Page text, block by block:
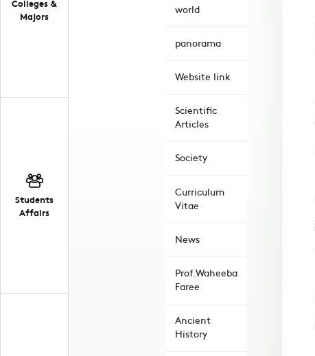
Colleges &
Majors
Students
Affairs
world
panorama
Website link
Scientific
Articles
Society
Curriculum
Vitae
News
Prof.Waheeba
Faree
Ancient
History